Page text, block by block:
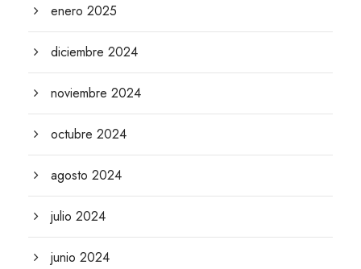
enero 2025
diciembre 2024
noviembre 2024
octubre 2024
agosto 2024
julio 2024
junio 2024